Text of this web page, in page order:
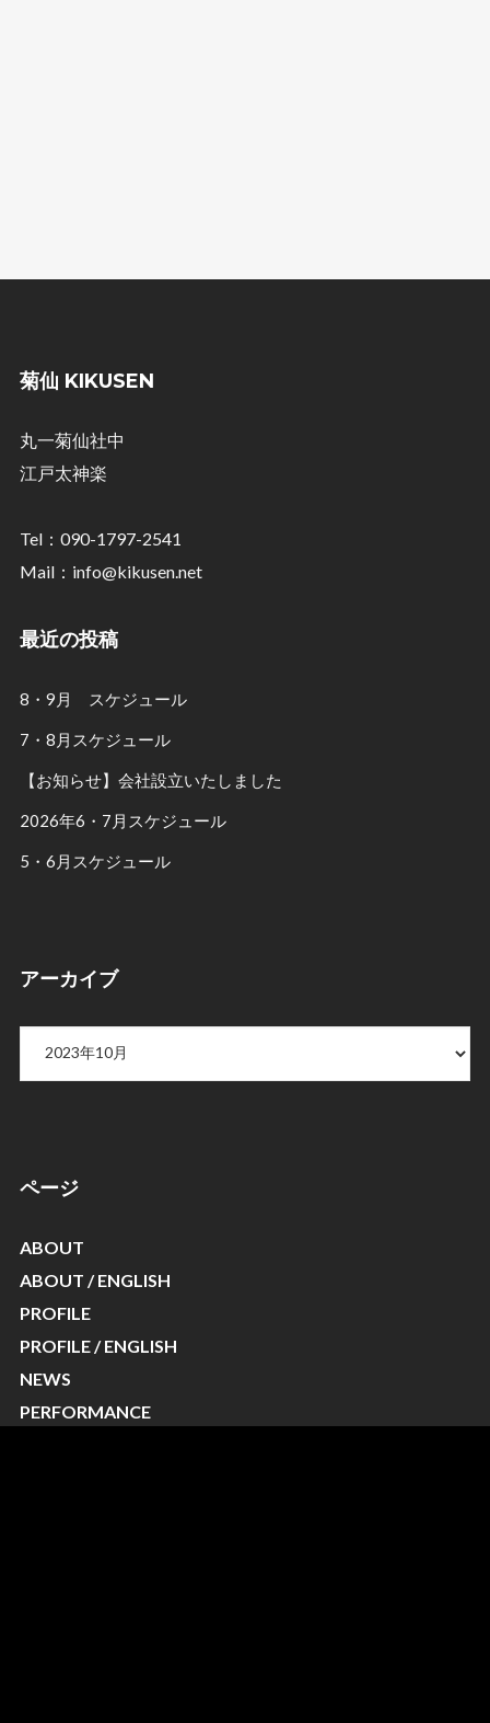
菊仙 KIKUSEN
丸一菊仙社中
江戸太神楽
Tel：090-1797-2541
Mail：info@kikusen.net
最近の投稿
8・9月 スケジュール
7・8月スケジュール
【お知らせ】会社設立いたしました
2026年6・7月スケジュール
5・6月スケジュール
アーカイブ
ページ
ABOUT
ABOUT / ENGLISH
PROFILE
PROFILE / ENGLISH
NEWS
PERFORMANCE